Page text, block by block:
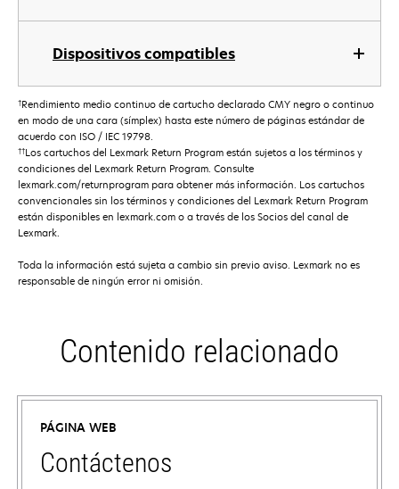
Dispositivos compatibles
†Rendimiento medio continuo de cartucho declarado CMY negro o continuo
en modo de una cara (símplex) hasta este número de páginas estándar de
acuerdo con ISO / IEC 19798.
††Los cartuchos del Lexmark Return Program están sujetos a los términos y
condiciones del Lexmark Return Program. Consulte
lexmark.com/returnprogram para obtener más información. Los cartuchos
convencionales sin los términos y condiciones del Lexmark Return Program
están disponibles en lexmark.com o a través de los Socios del canal de
Lexmark.
Toda la información está sujeta a cambio sin previo aviso. Lexmark no es
responsable de ningún error ni omisión.
Contenido relacionado
PÁGINA WEB
Contáctenos